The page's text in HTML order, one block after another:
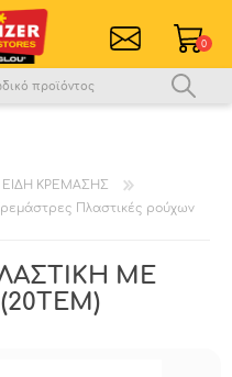
0
ΕΙΔΗ ΚΡΕΜΑΣΗΣ
Πλαστικές ρούχων
ΜΕ